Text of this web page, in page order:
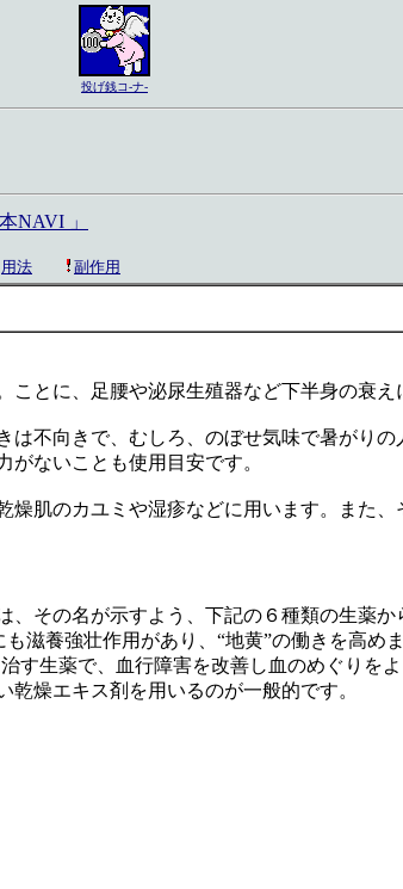
投げ銭コ-ナ-
NAVI 」
用法 副作用
とに、足腰や泌尿生殖器など下半身の衰え
不向きで、むしろ、のぼせ気味で暑がりの
がないことも使用目安です。
肌のカユミや湿疹などに用います。また、
その名が示すよう、下記の６種類の生薬か
滋養強壮作用があり、“地黄”の働きを高め
す生薬で、血行障害を改善し血のめぐりを
燥エキス剤を用いるのが一般的です。